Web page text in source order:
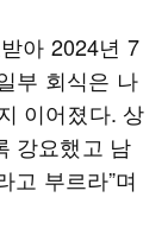
아 2024년 7
부 회식은 나
이어졌다. 상
강요했고 남
고 부르라”며